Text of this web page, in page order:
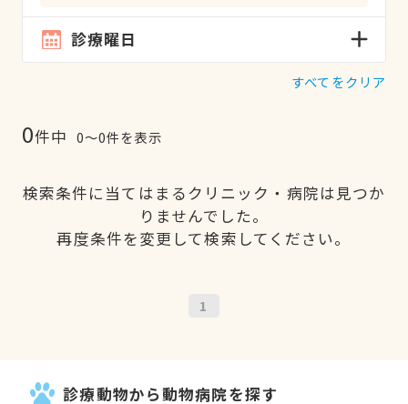
診療曜日
すべてをクリア
0件中 0〜0件を表示
検索条件に当てはまるクリニック・病院は見つか
りませんでした。
再度条件を変更して検索してください。
1
診療動物から動物病院を探す